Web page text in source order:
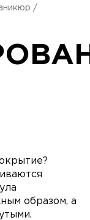
/
образом, а